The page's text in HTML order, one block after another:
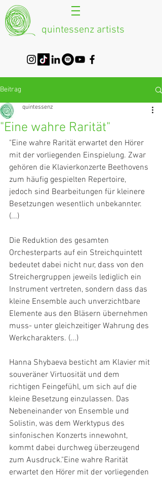
quintessenz artists
Beitrag
"Eine wahre Rarität"
quintessenz
"Eine wahre Rarität erwartet den Hörer
mit der vorliegenden Einspielung. Zwar
gehören die Klavierkonzerte Beethovens
zum häufig gespielten Repertoire,
jedoch sind Bearbeitungen für kleinere
Besetzungen wesentlich unbekannter.
(...)
Die Reduktion des gesamten
Orchesterparts auf ein Streichquintett
bedeutet dabei nicht nur, dass von den
Streichergruppen jeweils lediglich ein
Instrument vertreten, sondern dass das
kleine Ensemble auch unverzichtbare
Elemente aus den Bläsern übernehmen
muss- unter gleichzeitiger Wahrung des
Werkcharakters. (...)
Hanna Shybaeva besticht am Klavier mit
souveräner Virtuosität und dem
richtigen Feingefühl, um sich auf die
kleine Besetzung einzulassen. Das
Nebeneinander von Ensemble und
Solistin, was dem Werktypus des
sinfonischen Konzerts innewohnt,
kommt dabei durchweg überzeugend
zum Ausdruck."Eine wahre Rarität
erwartet den Hörer mit der vorliegenden